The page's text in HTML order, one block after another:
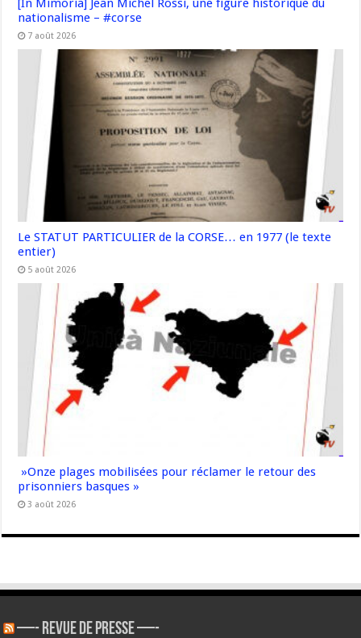
[In Mimoria] Jean Michel Rossi, une figure historique du
nationalisme – #corse
7 août 2026
Le STATUT PARTICULIER de la CORSE… en 1977 (le texte
entier)
5 août 2026
»Onze plages mobilisées pour réclamer le retour des
prisonniers basques »
3 août 2026
—- REVUE DE PRESSE —-